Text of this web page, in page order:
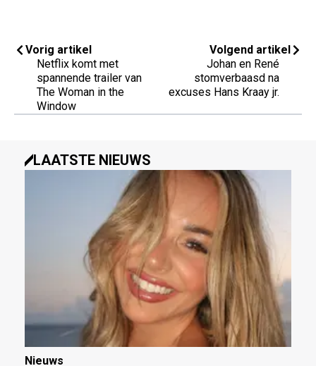
Vorig artikel
Netflix komt met
spannende trailer van
The Woman in the
Window
Volgend artikel
Johan en René
stomverbaasd na
excuses Hans Kraay jr.
LAATSTE NIEUWS
Nieuws